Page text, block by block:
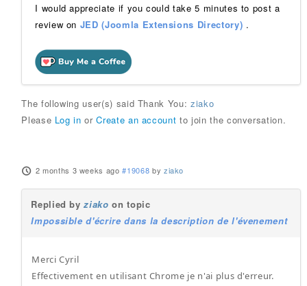
I would appreciate if you could take 5 minutes to post a
review on JED (Joomla Extensions Directory) .
The following user(s) said Thank You: ziako
Please Log in orCreate an account to join the conversation.
2 months 3 weeks ago #19068 by ziako
Replied byziako on topic
Impossible d'écrire dans la description de l'évenement
Merci Cyril
Effectivement en utilisant Chrome je n'ai plus d'erreur.